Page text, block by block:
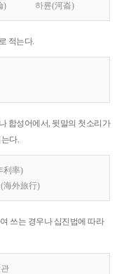
) 하륜(河崙)
적는다.
합성어에서, 뒷말의 첫소리가
는다.
利率)
海外旅行)
쓰는 경우나 십진법에 따라